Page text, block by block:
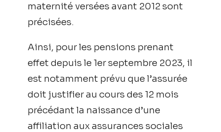
maternité versées avant 2012 sont
précisées.
Ainsi, pour les pensions prenant
effet depuis le 1er septembre 2023, il
est notamment prévu que l’assurée
doit justifier au cours des 12 mois
précédant la naissance d’une
affiliation aux assurances sociales